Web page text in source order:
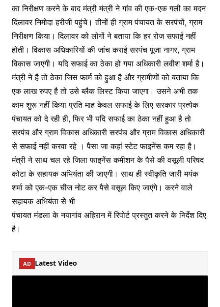
का निरीक्षण करने के बाद मंत्री मंत्री ने गांव की एक-एक गली का मदन
दिलावर निमोदा हरीजी पहुंचे। तीनों ही ग्राम पंचायत के सरपंचों, ग्राम
निरीक्षण किया। दिलावर को लोगों ने बताया कि हर रोज सफाई नहीं
होती। विकास अधिकारियों की जांच कराई सरपंच पूजा नागर, ग्राम
विकास जाएगी। यदि सफाई का ठेका हो गया अधिकारी लवीश शर्मा है।
मंत्री ने है तो ठेका जिस फार्म को हुआ है और ग्रामीणों को बताया कि
एक लाख रुपए है तो उसे ब्लैक लिस्ट किया जाएगा। उसने अभी तक
काम शुरू नहीं किया प्रति माह केवल सफाई के लिए सरकार प्रत्येक
पंचायत को दे रही ही, फिर भी यदि सफाई का ठेका नहीं हुआ है तो
सरपंच और ग्राम विकास अधिकारी सरपंच और ग्राम विकास अधिकारी
से सफाई नहीं करवा रहे । पैसा जा कहां स्टेट फाइनेंस कम रहा है।
मंत्री ने साथ चल रहे जिला फाइनेंस कमीशन के पैसे की वसूली परिषद
कोटा के सहायक अभियंता की जाएगी। साथ ही स्वीकृति जारी मयंक
शर्मा को एक-एक चीज नोट कर पैसे वसूल किए जाएंगे। करने वाले
सहायक अभियंता से भी
पंचायत मंडला के नयागांव अहिरान में रिपोर्ट प्रस्तुत करने के निर्देश दिए
है।
AD Latest Video